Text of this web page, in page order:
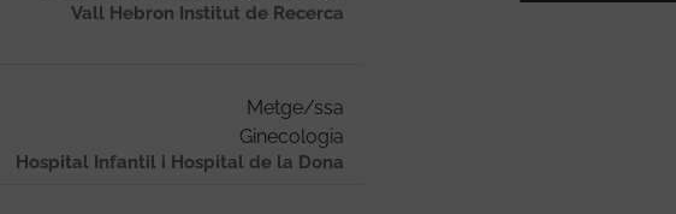
Vall Hebron Institut de Recerca
Metge/ssa
Ginecologia
Hospital Infantil i Hospital de la Dona